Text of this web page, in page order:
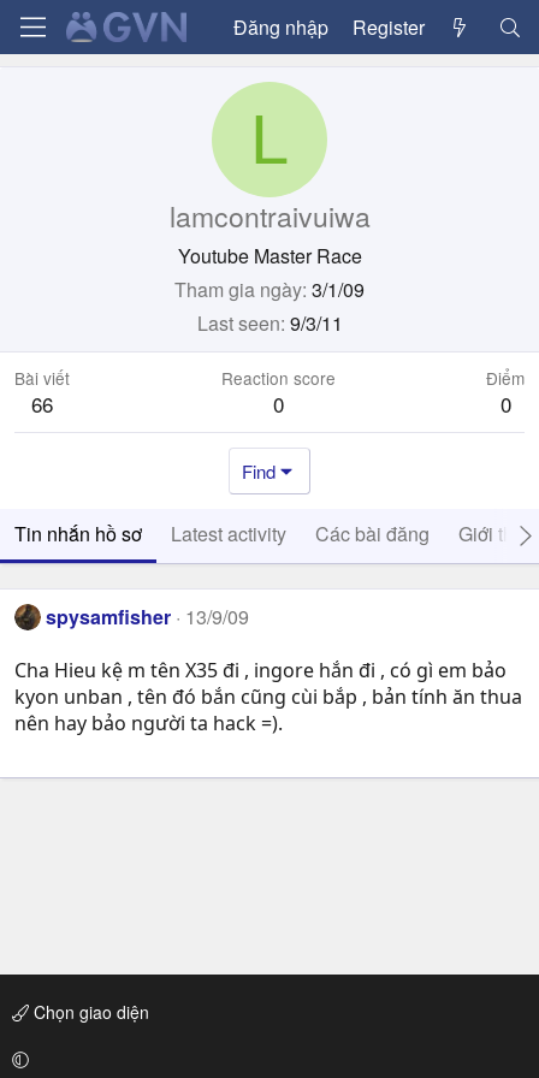
Đăng nhập Register
L
lamcontraivuiwa
Youtube Master Race
Tham gia ngày 3/1/09
Last seen 9/3/11
Bài viết
66
Reaction score
0
Điểm
0
Find
Tin nhắn hồ sơ Latest activity Các bài đăng Giới thiệu
spysamfisher 13/9/09
Cha Hieu kệ m tên X35 đi , ingore hắn đi , có gì em bảo
kyon unban , tên đó bắn cũng cùi bắp , bản tính ăn thua
nên hay bảo người ta hack =).
Chọn giao diện